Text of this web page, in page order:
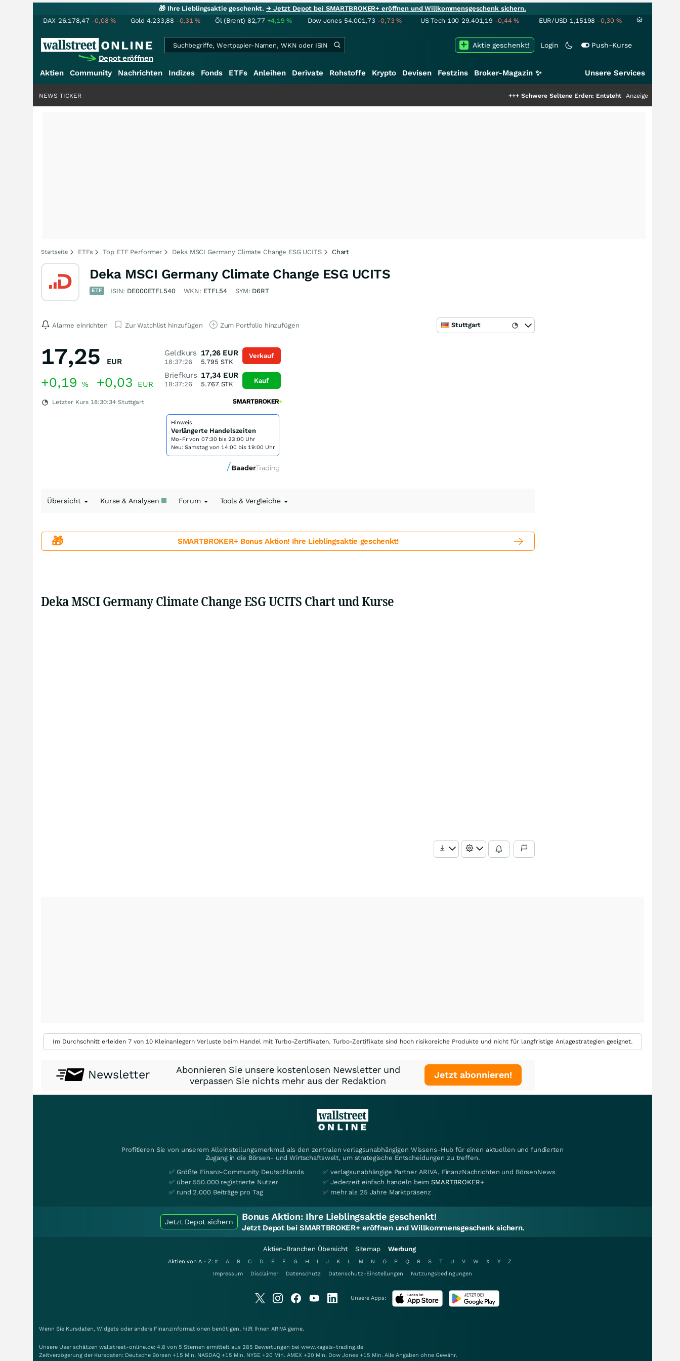
🎁 Ihre Lieblingsaktie geschenkt.→ Jetzt Depot bei SMARTBROKER+ eröffnen und Willkommensgeschenk sichern.
DAX 26.178,47 -0,08% Gold 4.233,88 -0,31% Öl (Brent) 82,77 +4,19% Dow Jones 54.001,73 -0,73% US Tech 100 29.401,19 -0,44% EUR/USD 1,15198 -0,30 %
Depot eröffnen
Login Push-Kurse
Aktie geschenkt!
Aktien Community Nachrichten Indizes Fonds ETFs Anleihen Derivate Rohstoffe Krypto Devisen Festzins Broker-Magazin ✨ Unsere Services
Schwere Seltene Erden: Entsteht hier die nächste
Anzeige
NEWS TICKER
Startseite ETFs Top ETF Performer Deka MSCI Germany Climate Change ESG UCITS Chart
Deka MSCI Germany Climate Change ESG UCITS
ETF ISIN: DE000ETFL540 WKN: ETFL54 SYM: D6RT
Alarme einrichten Zur Watchlist hinzufügen Zum Portfolio hinzufügen Stuttgart
17,25 EUR
+0,19 % +0,03 EUR
Letzter Kurs 18:30:34 Stuttgart
Geldkurs
18:37:26
17,26 EUR
5.795 STK
Briefkurs
18:37:26
17,34 EUR
5.767STK
Verkauf
Kauf
Hinweis
Verlängerte Handelszeiten
Mo-Fr von 07:30 bis 23:00 Uhr
Neu: Samstag von 14:00 bis 19:00 Uhr
Übersicht Kurse & Analysen Forum Tools & Vergleiche
🎁 SMARTBROKER+ Bonus Aktion! Ihre Lieblingsaktie geschenkt!
Deka MSCI Germany Climate Change ESG UCITS Chart und Kurse
Im Durchschnitt erleiden 7 von 10 Kleinanlegern Verluste beim Handel mit Turbo-Zertifikaten. Turbo-Zertifikate sind hoch risikoreiche Produkte und nicht für langfristige Anlagestrategien geeignet.
Newsletter
Abonnieren Sie unsere kostenlosen Newsletter und
verpassen Sie nichts mehr aus der Redaktion
Jetzt abonnieren!
Profitieren Sie von unserem Alleinstellungsmerkmal als den zentralen verlagsunabhängigen Wissens-Hub für einen aktuellen und fundierten
Zugang in die Börsen- und Wirtschaftswelt, um strategische Entscheidungen zu treffen.
✅ Größte Finanz-Community Deutschlands
✅ über 550.000 registrierte Nutzer
✅ rund 2.000 Beiträge pro Tag
✅ verlagsunabhängige Partner ARIVA, FinanzNachrichten und BörsenNews
✅ Jederzeit einfach handeln beimSMARTBROKER+
✅ mehr als 25 Jahre Marktpräsenz
Jetzt Depot sichern Bonus Aktion: Ihre Lieblingsaktie geschenkt!
Jetzt Depot bei SMARTBROKER+ eröffnen und Willkommensgeschenk sichern.
Aktien-Branchen Übersicht Sitemap Werbung
Aktien von A - Z: # A B C D E F G H I J K L M N O P Q R S T U V W X Y
Z
Impressum
Disclaimer Datenschutz Datenschutz-Einstellungen Nutzungsbedingungen
Unsere Apps:
Wenn Sie Kursdaten, Widgets oder andere Finanzinformationen benötigen, hilft Ihnen ARIVA gerne.
Unsere User schätzen wallstreet-online.de: 4.8 von 5 Sternen ermittelt aus 285 Bewertungen bei www.kagels-trading.de
Zeitverzögerung der Kursdaten: Deutsche Börsen +15 Min. NASDAQ +15 Min. NYSE +20 Min. AMEX +20 Min. Dow Jones +15 Min. Alle Angaben ohne Gewähr.